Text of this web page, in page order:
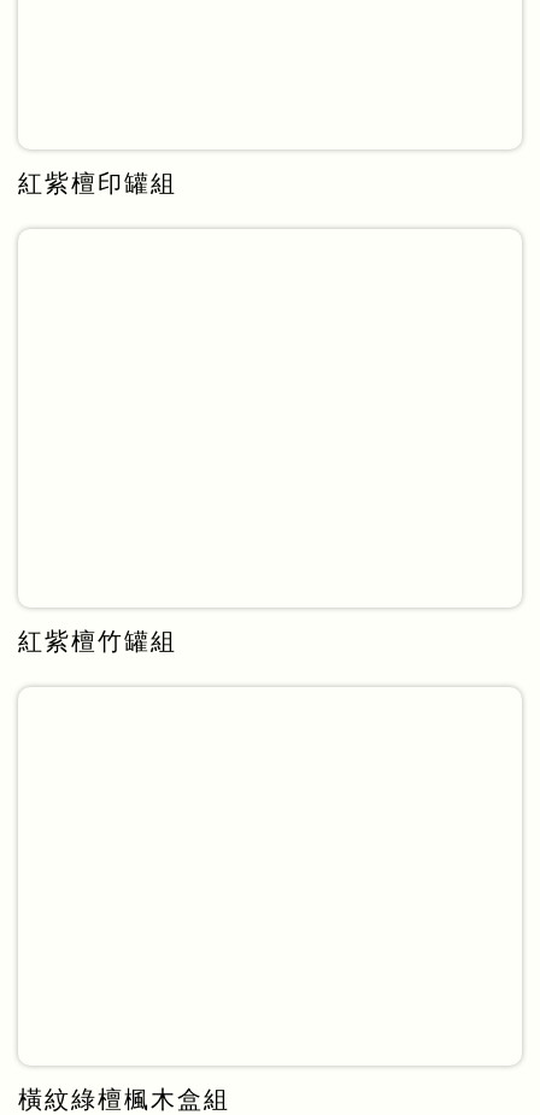
紅紫檀印罐組
紅紫檀竹罐組
橫紋綠檀楓木盒組